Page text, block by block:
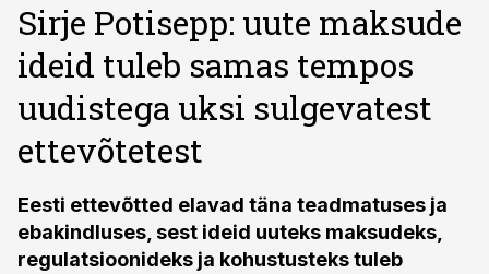
Sirje Potisepp: uute maksude
ideid tuleb samas tempos
uudistega uksi sulgevatest
ettevõtetest
Eesti ettevõtted elavad täna teadmatuses ja
ebakindluses, sest ideid uuteks maksudeks,
regulatsioonideks ja kohustusteks tuleb